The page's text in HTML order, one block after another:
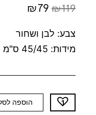
₪119
המקורי
היה:
₪119.
₪79
הנוכחי
הוא:
₪79.
צבע: לבן ושחור
מידות: 45/45 ס"מ
כמות
של
הוספה